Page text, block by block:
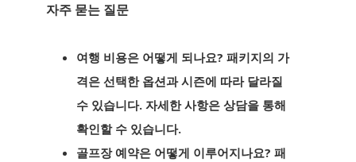
자주 묻는 질문
여행 비용은 어떻게 되나요? 패키지의 가
격은 선택한 옵션과 시즌에 따라 달라질
수 있습니다. 자세한 사항은 상담을 통해
확인할 수 있습니다.
골프장 예약은 어떻게 이루어지나요? 패